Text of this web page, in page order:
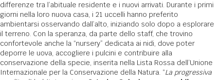
differenze tra l’abituale residente e i nuovi arrivati. Durante i primi
giorni nella loro nuova casa, i 21 uccelli hanno preferito
ambientarsi osservando dall’alto, iniziando solo dopo a esplorare
il terreno. Con la speranza, da parte dello staff, che trovino
confortevole anche la “nursery” dedicata ai nidi, dove poter
deporre le uova, accogliere i pulcini e contribuire alla
conservazione della specie, inserita nella Lista Rossa dell’Unione
Internazionale per la Conservazione della Natura. “La progressiva